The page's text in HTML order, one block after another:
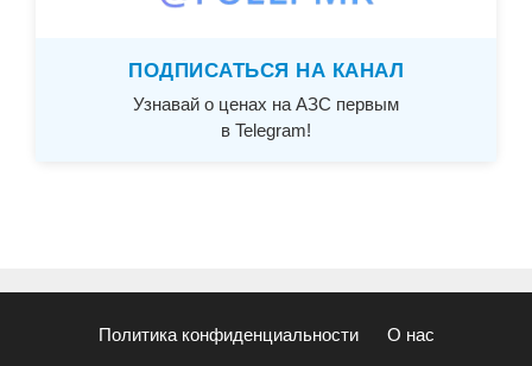
ПОДПИСАТЬСЯ НА КАНАЛ
Узнавай о ценах на АЗС первым
в Telegram!
Политика конфиденциальности О нас